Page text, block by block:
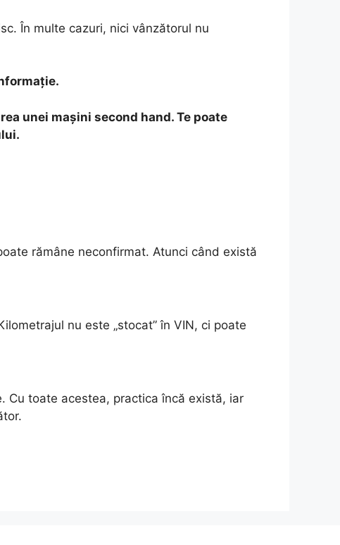
În multe cazuri, nici vânzătorul nu
unei mașini second hand. Te poate
rămâne neconfirmat. Atunci când există
nu este „stocat” în VIN, ci poate
Cu toate acestea, practica încă există, iar